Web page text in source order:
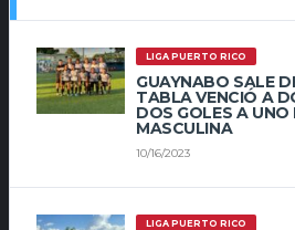
LIGA PUERTO RICO
GUAYNABO SALE
TABLA VENCIÓ A
DOS GOLES A UNO
MASCULINA
10/16/2023
LIGA PUERTO RICO